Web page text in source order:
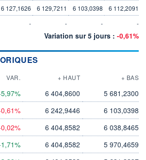
6 127,1626 6 129,7211 6 103,0398
6 112,2091
- - - -
Variation sur 5 jours : -0,61%
VAR. + HAUT + BAS
6 404,8600
5 681,2300
6 242,9446
6 103,0398
6 404,8582
6 038,8465
6 404,8582
5 970,4659